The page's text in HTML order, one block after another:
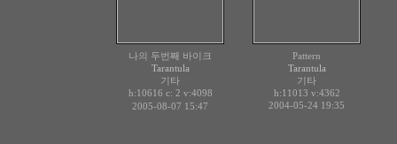
나의 두번째 바이크
Tarantula
기타
h:10616 c: 2 v:4098
2005-08-07 15:47
Pattern
Tarantula
기타
h:11013 v:4362
2004-05-24 19:35